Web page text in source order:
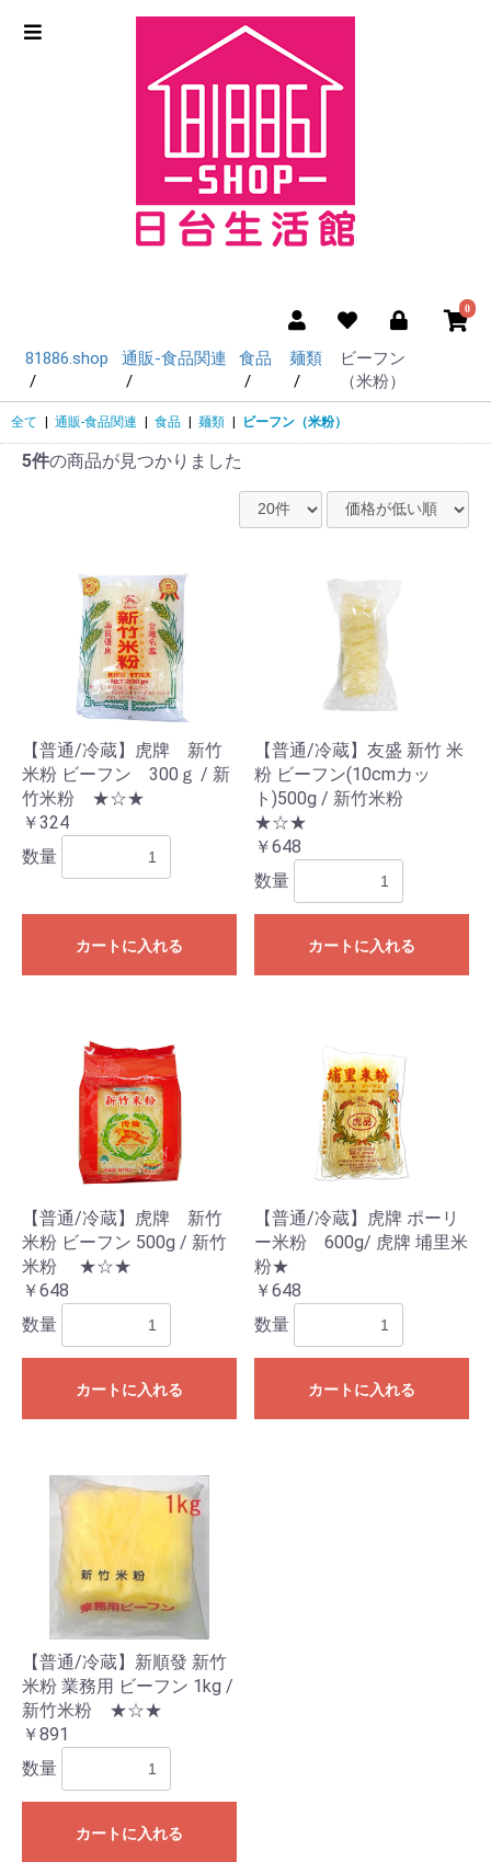
0
81886.shop 通販-食品関連 食品 麺類
ビーフン
（米粉）
全て 通販-食品関連 食品 麺類 ビーフン（米粉）
5件の商品が見つかりました
【普通/冷蔵】虎牌 新竹
米粉 ビーフン 300ｇ / 新
竹米粉 ★☆★
￥324
数量
カートに入れる
【普通/冷蔵】友盛 新竹 米
粉 ビーフン(10cmカッ
ト)500g / 新竹米粉
★☆★
￥648
数量
カートに入れる
【普通/冷蔵】虎牌 新竹
米粉 ビーフン 500g / 新竹
米粉 ★☆★
￥648
数量
カートに入れる
【普通/冷蔵】虎牌 ポーリ
ー米粉 600g/ 虎牌 埔里米
粉★
￥648
数量
カートに入れる
【普通/冷蔵】新順發 新竹
米粉 業務用 ビーフン 1kg /
新竹米粉 ★☆★
￥891
数量
カートに入れる
お買い物を続ける